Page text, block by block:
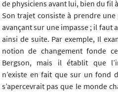
de physiciens avant lui, bien du fil
Son trajet consiste à prendre
avançant sur une impasse ; il faut
ainsi de suite. Par exemple, Il
notion de changement fonde
Bergson, mais il établit que
n’existe en fait que sur un fond
s’apercevrait pas que le monde